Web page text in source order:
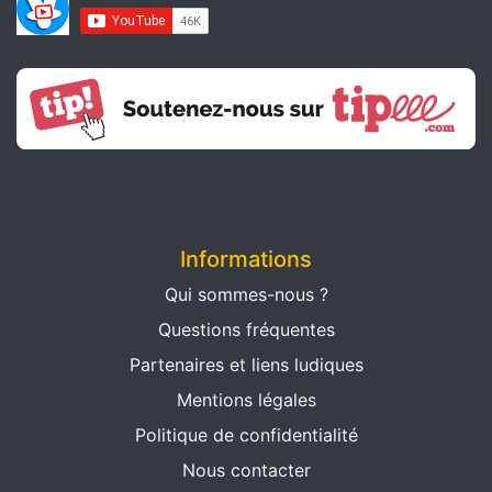
Informations
Qui sommes-nous ?
Questions fréquentes
Partenaires et liens ludiques
Mentions légales
Politique de confidentialité
Nous contacter